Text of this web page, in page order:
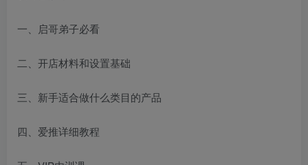
一、启哥弟子必看
二、开店材料和设置基础
三、新手适合做什么类目的产品
四、爱推详细教程